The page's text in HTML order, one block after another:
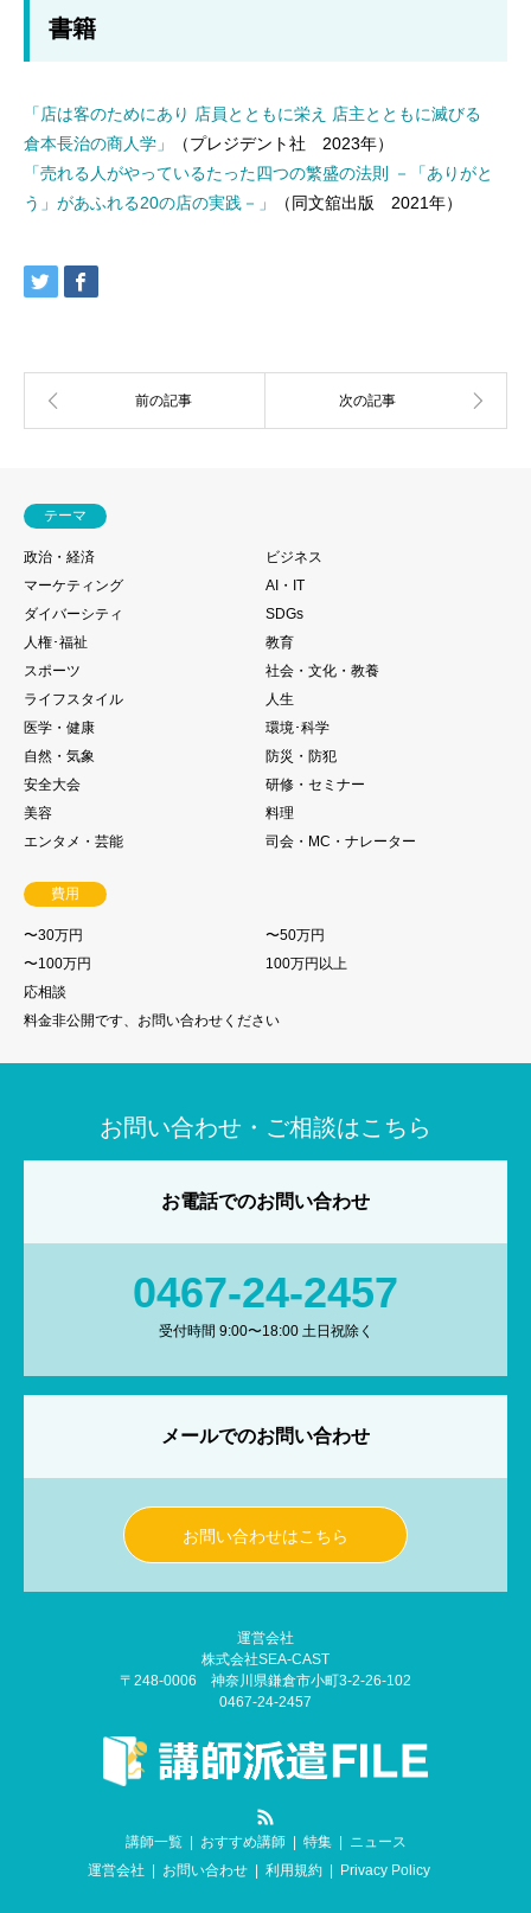
書籍
「店は客のためにあり 店員とともに栄え 店主とともに滅びる
倉本長治の商人学」
（プレジデント社 2023年）
「売れる人がやっているたった四つの繁盛の法則
－
「ありがと
う」があふれる20の店の実践－」
（同文舘出版 2021年）
テーマ
政治・経済
ビジネス
マーケティング
AI・IT
ダイバーシティ
SDGs
人権･福祉
教育
スポーツ
社会・文化・教養
ライフスタイル
人生
医学・健康
環境･科学
自然・気象
防災・防犯
安全大会
研修・セミナー
美容
料理
エンタメ・芸能
司会・MC・ナレーター
費用
〜30万円
〜50万円
〜100万円
100万円以上
応相談
料金非公開です、お問い合わせください
お問い合わせ・ご相談はこちら
お電話でのお問い合わせ
0467-24-2457
受付時間 9:00〜18:00 土日祝除く
メールでのお問い合わせ
お問い合わせはこちら
運営会社
株式会社SEA-CAST
〒248-0006 神奈川県鎌倉市小町3-2-26-102
0467-24-2457
講師一覧
おすすめ講師 特集
ニュース
運営会社
お問い合わせ 利用規約 Privacy Policy